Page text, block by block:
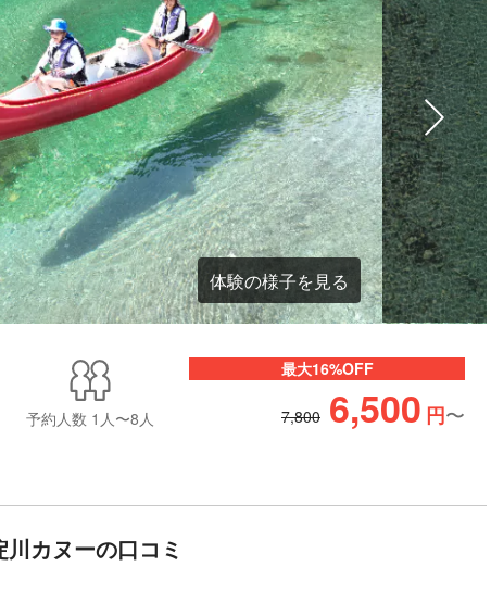
体験の様子を見る
予約人数 1人〜8人
最大16%OFF
7,800 6,500 円〜
川カヌーの口コミ